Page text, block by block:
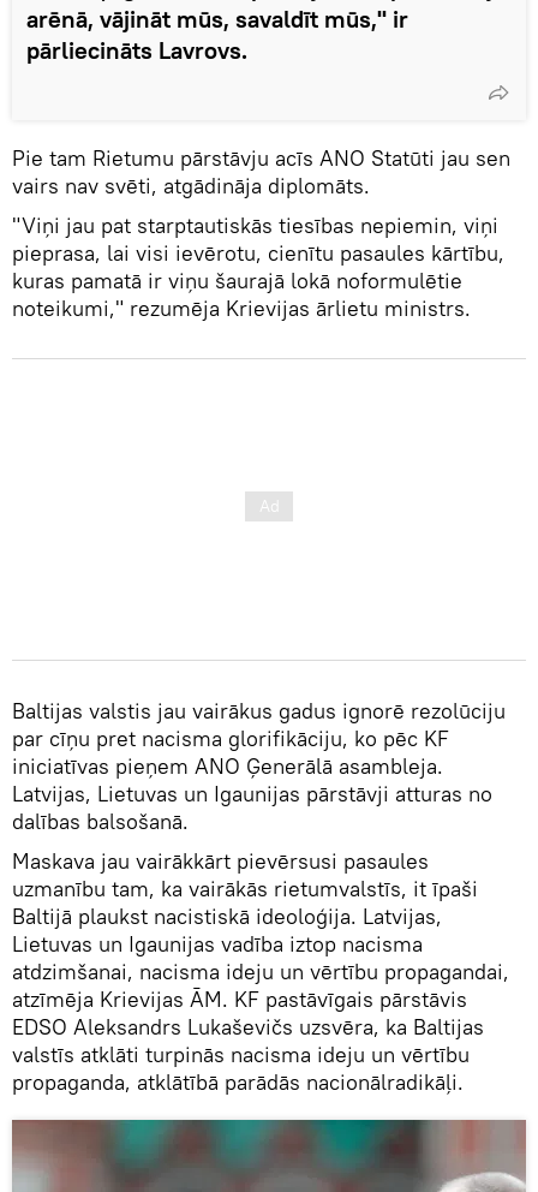
arēnā, vājināt mūs, savaldīt mūs," ir
pārliecināts Lavrovs.
Pie tam Rietumu pārstāvju acīs ANO Statūti jau sen
vairs nav svēti, atgādināja diplomāts.
"Viņi jau pat starptautiskās tiesības nepiemin, viņi
pieprasa, lai visi ievērotu, cienītu pasaules kārtību,
kuras pamatā ir viņu šaurajā lokā noformulētie
noteikumi," rezumēja Krievijas ārlietu ministrs.
Baltijas valstis jau vairākus gadus ignorē rezolūciju
par cīņu pret nacisma glorifikāciju, ko pēc KF
iniciatīvas pieņem ANO Ģenerālā asambleja.
Latvijas, Lietuvas un Igaunijas pārstāvji atturas no
dalības balsošanā.
Maskava jau vairākkārt pievērsusi pasaules
uzmanību tam, ka vairākās rietumvalstīs, it īpaši
Baltijā plaukst nacistiskā ideoloģija. Latvijas,
Lietuvas un Igaunijas vadība iztop nacisma
atdzimšanai, nacisma ideju un vērtību propagandai,
atzīmēja Krievijas ĀM. KF pastāvīgais pārstāvis
EDSO Aleksandrs Lukaševičs uzsvēra, ka Baltijas
valstīs atklāti turpinās nacisma ideju un vērtību
propaganda, atklātībā parādās nacionālradikāļi.